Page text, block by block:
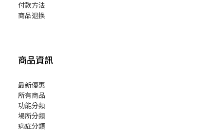
付款方法
商品退換
商品資訊
最新優惠
所有商品
功能分類
場所分類
病症分類